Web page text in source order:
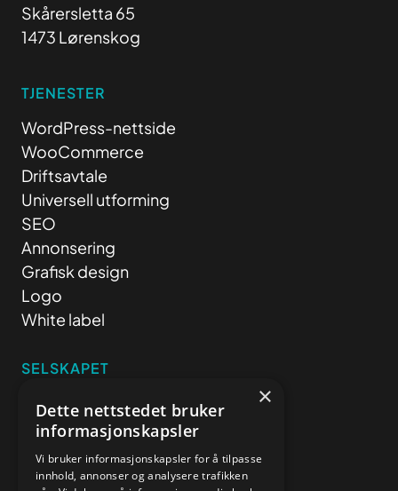
Skårersletta 65
1473 Lørenskog
TJENESTER
WordPress-nettside
WooCommerce
Driftsavtale
Universell utforming
SEO
Annonsering
Grafisk design
Logo
White label
SELSKAPET
Om oss
Kundereferanser
Priser
Blogg
×
Dette nettstedet bruker
informasjonskapsler
Vi bruker informasjonskapsler for å tilpasse
innhold, annonser og analysere trafikken